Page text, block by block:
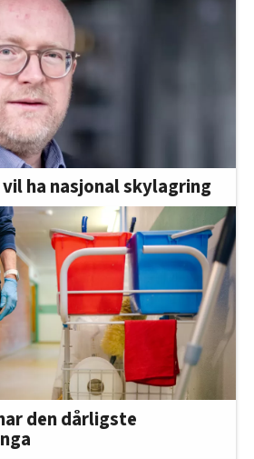
ha nasjonal skylagring
den dårligste